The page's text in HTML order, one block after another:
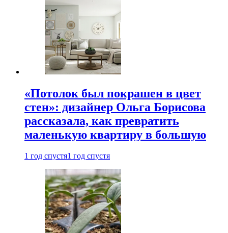
«Потолок был покрашен в цвет
стен»: дизайнер Ольга Борисова
рассказала, как превратить
маленькую квартиру в большую
1 год спустя1 год спустя